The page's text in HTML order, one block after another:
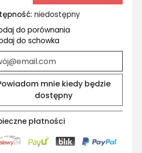
niedostępny
do porównania
do schowka
mnie kiedy będzie
dostępny
płatności